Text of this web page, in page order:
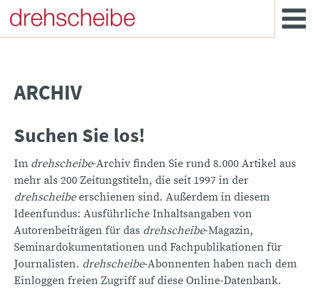
ARCHIV
Suchen Sie los!
Im drehscheibe-Archiv finden Sie rund 8.000 Artikel aus
mehr als 200 Zeitungstiteln, die seit 1997 in der
drehscheibeerschienen sind. Außerdem in diesem
Ideenfundus: Ausführliche Inhaltsangaben von
Autorenbeiträgen für das drehscheibe-Magazin,
Seminardokumentationen und Fachpublikationen für
Journalisten. drehscheibe-Abonnenten haben nach dem
Einloggen freien Zugriff auf diese Online-Datenbank.